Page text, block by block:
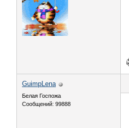
GuimpLena
Белая Госпожа
Сообщений: 99888